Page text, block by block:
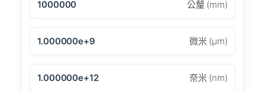
1000000 公釐 (mm)
1.000000e+9 微米 (μm)
1.000000e+12 奈米 (nm)